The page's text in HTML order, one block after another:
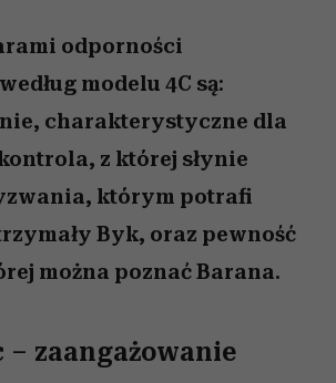
odporności
modelu 4C są:
charakterystyczne dla
z której słynie
którym potrafi
Byk, oraz pewność
można poznać Barana.
– zaangażowanie